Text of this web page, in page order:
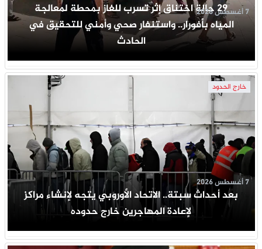
29 حالة اختناق إثر تسرب للغاز بمحطة لمعالجة
المياه بأفورار.. واستنفار صحي وأمني للتحقيق في
الحادث
7 أغسطس 2026
خارج الحدود
بعد أحداث سبتة.. الاتحاد الأوروبي يتجه لإنشاء مراكز
لإعادة المهاجرين خارج حدوده
7 أغسطس 2026